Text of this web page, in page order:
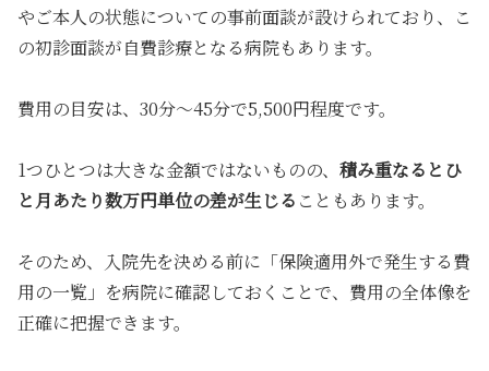
やご本人の状態についての事前面談が設けられており、こ
の初診面談が自費診療となる病院もあります。
費用の目安は、30分〜45分で5,500円程度です。
1つひとつは大きな金額ではないものの、 積み重なるとひ
と月あたり数万円単位の差が生じる こともあります。
そのため、入院先を決める前に「保険適用外で発生する費
用の一覧」を病院に確認しておくことで、費用の全体像を
正確に把握できます。